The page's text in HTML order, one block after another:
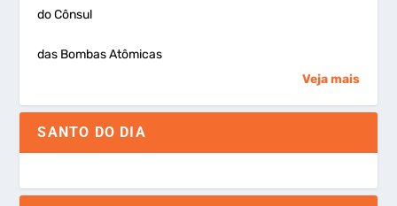
do Cônsul
das Bombas Atômicas
Veja mais
SANTO DO DIA